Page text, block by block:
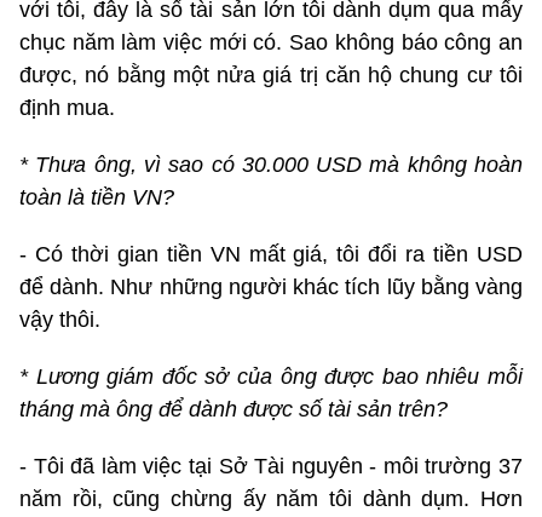
với tôi, đây là số tài sản lớn tôi dành dụm qua mấy
chục năm làm việc mới có. Sao không báo công an
được, nó bằng một nửa giá trị căn hộ chung cư tôi
định mua.
* Thưa ông, vì sao có 30.000 USD mà không hoàn
toàn là tiền VN?
- Có thời gian tiền VN mất giá, tôi đổi ra tiền USD
để dành. Như những người khác tích lũy bằng vàng
vậy thôi.
* Lương giám đốc sở của ông được bao nhiêu mỗi
tháng mà ông để dành được số tài sản trên?
- Tôi đã làm việc tại Sở Tài nguyên - môi trường 37
năm rồi, cũng chừng ấy năm tôi dành dụm. Hơn